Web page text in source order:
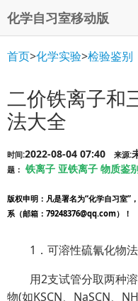
化学自习室移动版
首页>化学实验>检验鉴别
二价铁离子和
法大全
时间:2022-08-04 07:40 来源:
题： 铁离子 亚铁离子 物质鉴
版权申明 ：凡是署名为“化学自习室”
系（邮箱：79248376@qq.com）！
1．可溶性硫氰化物法
用2支试管分取两种
物(如KSCN、NaSCN、NH